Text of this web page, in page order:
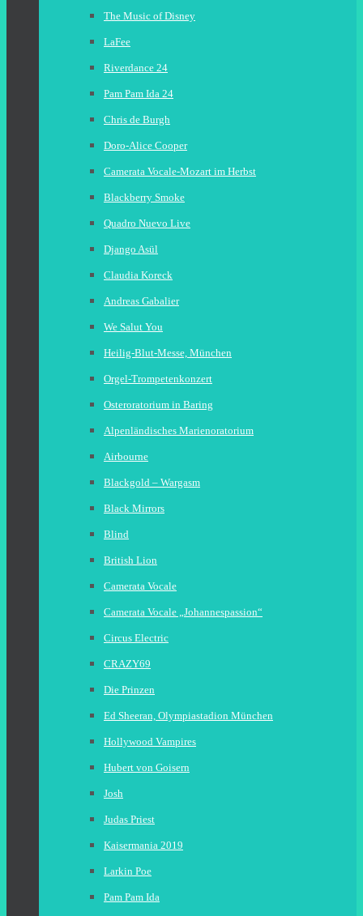
The Music of Disney
LaFee
Riverdance 24
Pam Pam Ida 24
Chris de Burgh
Doro-Alice Cooper
Camerata Vocale-Mozart im Herbst
Blackberry Smoke
Quadro Nuevo Live
Django Asül
Claudia Koreck
Andreas Gabalier
We Salut You
Heilig-Blut-Messe, München
Orgel-Trompetenkonzert
Osteroratorium in Baring
Alpenländisches Marienoratorium
Airbourne
Blackgold – Wargasm
Black Mirrors
Blind
British Lion
Camerata Vocale
Camerata Vocale „Johannespassion“
Circus Electric
CRAZY69
Die Prinzen
Ed Sheeran, Olympiastadion München
Hollywood Vampires
Hubert von Goisern
Josh
Judas Priest
Kaisermania 2019
Larkin Poe
Pam Pam Ida